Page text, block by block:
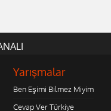
Yarışmalar
Ben Eşimi Bilmez Miyim
Cevap Ver Türkiye